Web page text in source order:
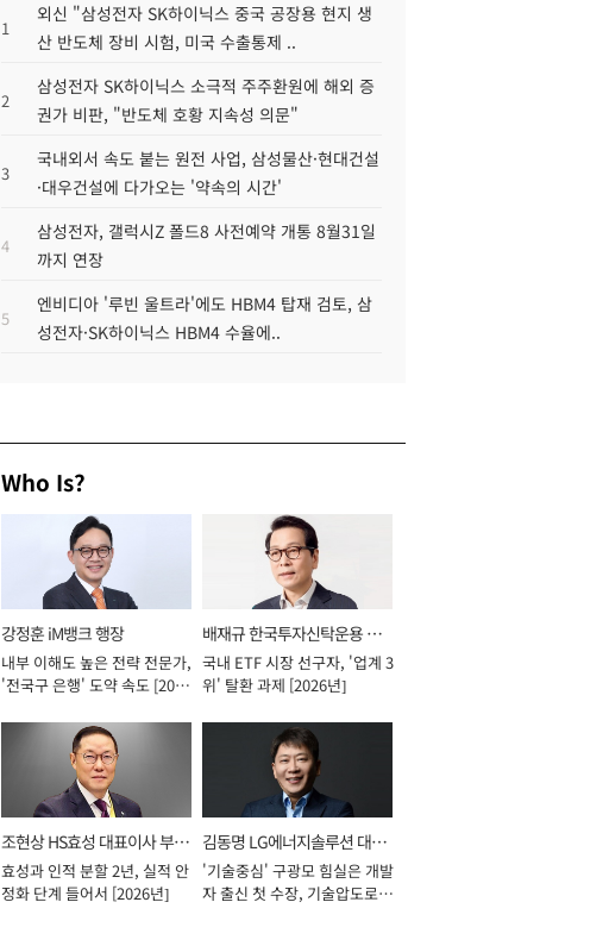
1
외신 "삼성전자 SK하이닉스 중국 공장용 현지 생
산 반도체 장비 시험, 미국 수출통제 ..
2
삼성전자 SK하이닉스 소극적 주주환원에 해외 증
권가 비판, "반도체 호황 지속성 의문"
3
국내외서 속도 붙는 원전 사업, 삼성물산·현대건설
·대우건설에 다가오는 '약속의 시간'
4
삼성전자, 갤럭시Z 폴드8 사전예약 개통 8월31일
까지 연장
5
엔비디아 '루빈 울트라'에도 HBM4 탑재 검토, 삼
성전자·SK하이닉스 HBM4 수율에..
Who Is?
강정훈 iM뱅크 행장
내부 이해도 높은 전략 전문가,
'전국구 은행' 도약 속도 [2026
배재규 한국투자신탁운용 대
표이사 사장
국내 ETF 시장 선구자, '업계 3
위' 탈환 과제 [2026년]
조현상 HS효성 대표이사 부회
장
효성과 인적 분할 2년, 실적 안
정화 단계 들어서 [2026년]
김동명 LG에너지솔루션 대표
이사 사장
'기술중심' 구광모 힘실은 개발
자 출신 첫 수장, 기술압도로